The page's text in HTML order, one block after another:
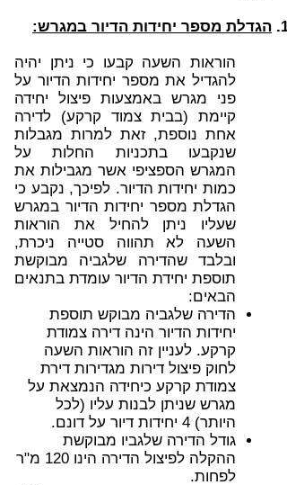
הגדלת מספר יחידות הדיור במגרש:
הוראות השעה קבעו כי ניתן יהיה
להגדיל את מספר יחידות הדיור על
פני מגרש באמצעות פיצול יחידה
קיימת (בבית צמוד קרקע) לדירה
אחת נוספת, זאת למרות מגבלות
שנקבעו בתכניות החלות על
המגרש הספציפי אשר מגבילות את
כמות יחידות הדיור. לפיכך, נקבע כי
הגדלת מספר יחידות הדיור במגרש
שעליו ניתן להחיל את הוראות
השעה לא תהווה סטייה ניכרת,
ובלבד שהדירה שלגביה מבוקשת
תוספת יחידת הדיור עומדת בתנאים
הבאים:
הדירה שלגביה מבוקש תוספת
יחידות הדיור הינה דירה צמודת
קרקע. לעניין זה הוראות השעה
לחוק פיצול דירות מגדירות דירת
צמודת קרקע כיחידה הנמצאת על
מגרש שניתן לבנות עליו (לכל
היותר) 4 יחידות דיור על דונם.
גודל הדירה שלגביו מבוקשת
ההקלה לפיצול הדירה הינו 120 מ"ר
לפחות.